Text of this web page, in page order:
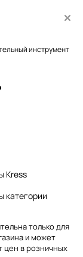
инструмент
Kress
категории
только для
и может
цен в розничных